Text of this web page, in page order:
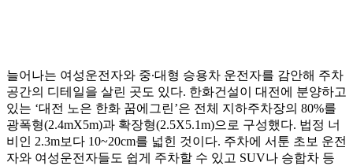
늘어나는 여성운전자와 중∙대형 승용차 운전자를 감안해 주차
공간의 디테일을 살린 곳도 있다. 한화건설이 대전에 분양하고
있는 ‘대전 노은 한화 꿈에그린’은 전체 지하주차장의 80%를
광폭형(2.4mX5m)과 확장형(2.5X5.1m)으로 구성했다. 법정 너
비인 2.3m보다 10~20cm를 넓힌 것이다. 주차에 서툰 초보 운전
자와 여성운전자들도 쉽게 주차할 수 있고 SUV나 승합차 등